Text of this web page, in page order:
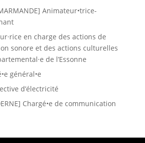
Animateur•trice-
en charge des actions de
sonore et des actions culturelles
de l’Essonne
général•e
d’électricité
Chargé•e de communication